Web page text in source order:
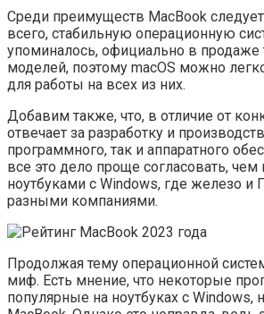
Среди преимуществ MacBook
всего, стабильную операционную
упоминалось, официально в продаже
моделей, поэтому macOS можно
для работы на всех из них.
Добавим также, что, в отличие от
отвечает за разработку и
программного, так и аппаратного
все это дело проще согласовать, чем
ноутбуками с Windows, где железо и
разными компаниями.
Продолжая тему операционной
миф. Есть мнение, что некоторые
популярные на ноутбуках с Windows,